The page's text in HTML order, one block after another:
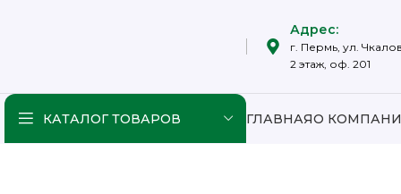
Адрес:
г. Пермь, ул.
2 этаж, оф. 201
КАТАЛОГ ТОВАРОВ ГЛАВНАЯО